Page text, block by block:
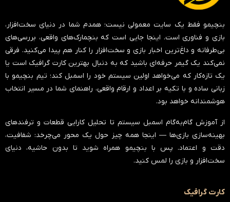
بنچیمو فقط یک سایت معمولی نیست؛ همدم شما در دنیای سخت‌افزار،
بازی و فناوری است. اینجا جایی است که بنچمارک‌های واقعی، بررسی‌های
بی‌طرفانه و داغ‌ترین اخبار بازی و سخت‌افزار را کنار هم پیدا می‌کنید. فرقی
نمی‌کند یک گیمر حرفه‌ای باشید که به دنبال بهترین کارت گرافیک است یا
یک تازه‌کار که می‌خواهد اولین سیستم خود را اسمبل کند؛ تیم بنچیمو با
زبانی ساده و با تکیه بر اعداد و ارقام واقعی، راهنمای شما در مسیر انتخاب
هوشمندانه خواهد بود.
از آموزش گام‌به‌گام اسمبل سیستم تا تحلیل کارایی قطعات و ترفندهای
بهینه‌سازی بازی‌ها — اینجا همه چیز حول یک محور می‌چرخد: شفافیت،
دقت و اعتماد. پس با بنچیمو همراه شوید تا بدون حاشیه، دنیای
سخت‌افزار و بازی را لمس کنید.
کارت گرافیک